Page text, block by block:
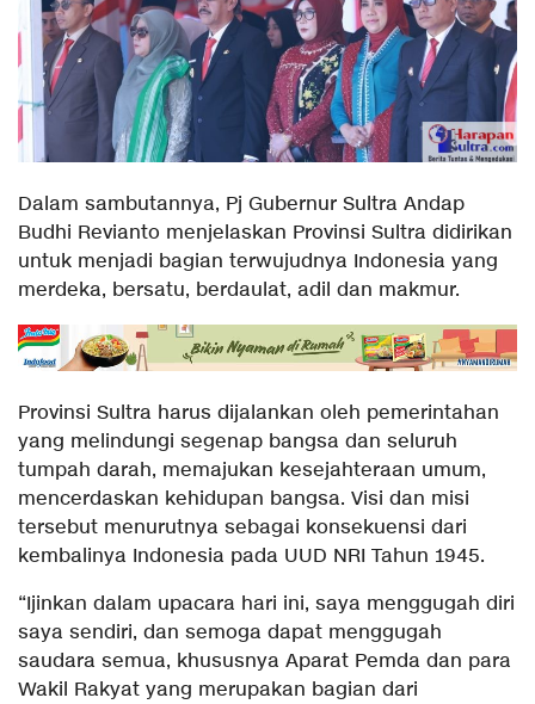
Dalam sambutannya, Pj Gubernur Sultra Andap
Budhi Revianto menjelaskan Provinsi Sultra didirikan
untuk menjadi bagian terwujudnya Indonesia yang
merdeka, bersatu, berdaulat, adil dan makmur.
Provinsi Sultra harus dijalankan oleh pemerintahan
yang melindungi segenap bangsa dan seluruh
tumpah darah, memajukan kesejahteraan umum,
mencerdaskan kehidupan bangsa. Visi dan misi
tersebut menurutnya sebagai konsekuensi dari
kembalinya Indonesia pada UUD NRI Tahun 1945.
“Ijinkan dalam upacara hari ini, saya menggugah diri
saya sendiri, dan semoga dapat menggugah
saudara semua, khususnya Aparat Pemda dan para
Wakil Rakyat yang merupakan bagian dari